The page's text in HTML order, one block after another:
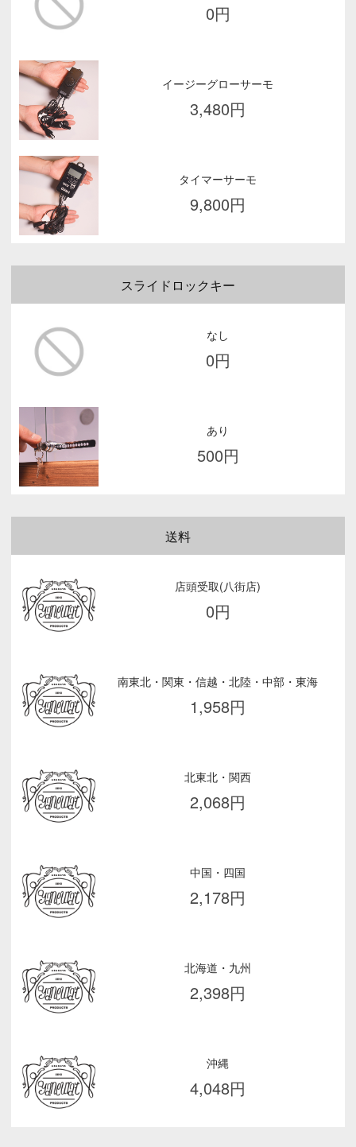
0円
イージーグローサーモ
3,480円
タイマーサーモ
9,800円
スライドロックキー
なし
0円
あり
500円
送料
店頭受取(八街店)
0円
南東北・関東・信越・北陸・中部・東海
1,958円
北東北・関西
2,068円
中国・四国
2,178円
北海道・九州
2,398円
沖縄
4,048円